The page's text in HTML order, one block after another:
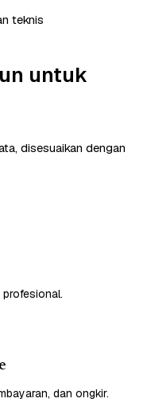
teknis
untuk
disesuaikan dengan
dan ongkir.